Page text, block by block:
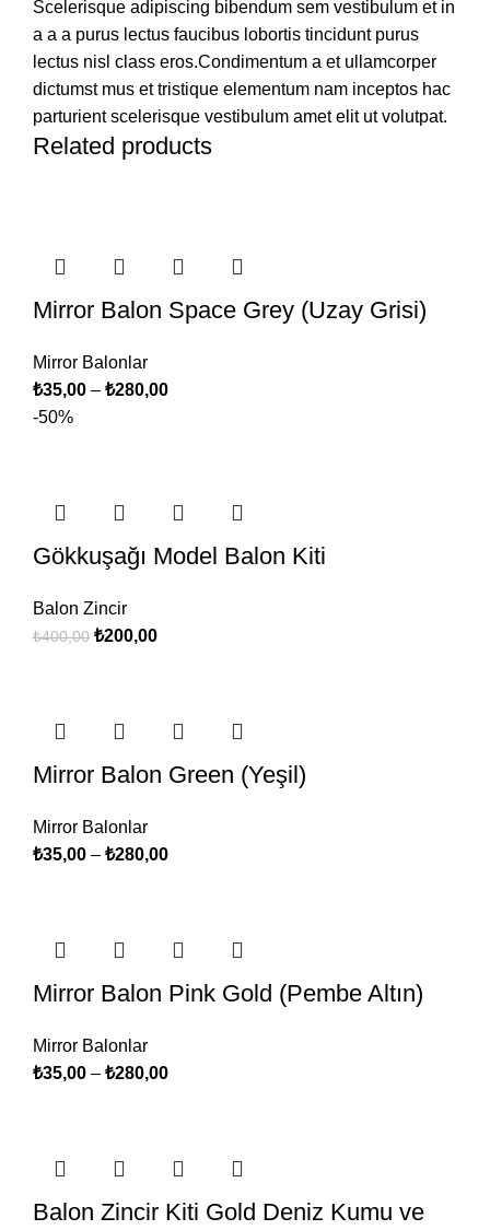
Scelerisque adipiscing bibendum sem vestibulum et in
a a a purus lectus faucibus lobortis tincidunt purus
lectus nisl class eros.Condimentum a et ullamcorper
dictumst mus et tristique elementum nam inceptos hac
parturient scelerisque vestibulum amet elit ut volutpat.
Related products
Mirror Balon Space Grey (Uzay Grisi)
Mirror Balonlar
₺35,00 – ₺280,00
-50%
Gökkuşağı Model Balon Kiti
Balon Zincir
₺400,00 ₺200,00
Mirror Balon Green (Yeşil)
Mirror Balonlar
₺35,00 – ₺280,00
Mirror Balon Pink Gold (Pembe Altın)
Mirror Balonlar
₺35,00 – ₺280,00
Balon Zincir Kiti Gold Deniz Kumu ve